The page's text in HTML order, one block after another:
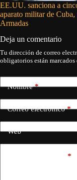
EE.UU. sanciona a
aparato militar de
Armadas
Deja un comentario
Tu dirección de correo
obligatorios están marcados
Nombre*
Correo electrónico*
Web
*